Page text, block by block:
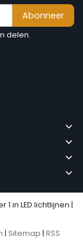
Abonneer
delen.
in LED lichtlijnen |
| Sitemap | RSS